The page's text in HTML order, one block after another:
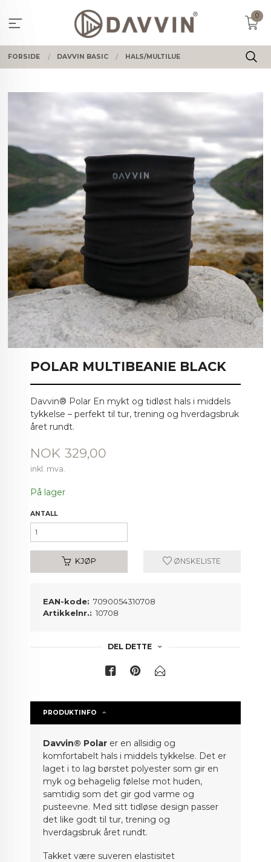
innholdet
0
FORSIDE DAVVIN BASIC HALS/MULTILUE
POLAR MULTIBEANIE BLACK
Davvin® Polar En mykt og tidløst hals i middels
tykkelse – perfekt til tur, trening og hverdagsbruk
året rundt.
Pris
NOK 329,00
inkl. mva.
På lager
ANTALL
KJØP ØNSKELISTE
EAN-kode: 7090054310708
Artikkelnr.: 10708
DEL DETTE
PRODUKTINFO
Davvin® Polar er en allsidig og
komfortabelt hals i middels tykkelse. Det er
laget i to lag børstet polyester som gir en
myk og behagelig følelse mot huden,
samtidig som det gir god varme og
pusteevne. Med sitt tidløse design passer
det like godt til tur, trening og
hverdagsbruk året rundt.
Takket være suveren elastisitet